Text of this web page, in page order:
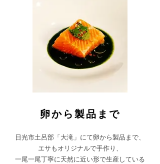
​卵から製品まで
日光市土呂部「大滝」にて卵から製品まで、
エサもオリジナルで手作り、
一尾一尾丁寧に天然に近い形で生産している